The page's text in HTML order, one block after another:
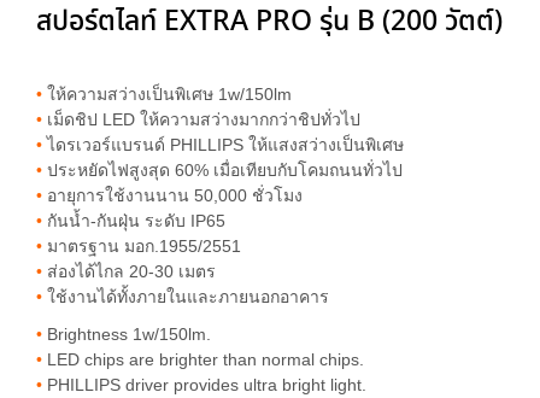
สปอร์ตไลท์ EXTRA PRO รุ่น B (200 วัตต์)
• ให้ความสว่างเป็นพิเศษ 1w/150lm
• เม็ดชิป LED ให้ความสว่างมากกว่าชิปทั่วไป
•ไดรเวอร์แบรนด์ PHILLIPS ให้แสงสว่างเป็นพิเศษ
• ประหยัดไฟสูงสุด 60% เมื่อเทียบกับโคมถนนทั่วไป
• อายุการใช้งานนาน 50,000 ชั่วโมง
• กันน้ำ-กันฝุ่น ระดับ IP65
• มาตรฐาน มอก.1955/2551
• ส่องได้ไกล 20-30 เมตร
• ใช้งานได้ทั้งภายในและภายนอกอาคาร
• Brightness 1w/150lm.
• LED chips are brighter than normal chips.
• PHILLIPS driver provides ultra bright light.